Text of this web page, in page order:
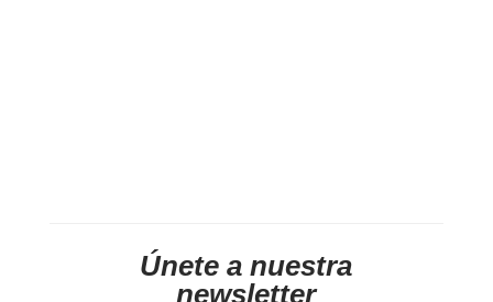
Únete a nuestra
newsletter